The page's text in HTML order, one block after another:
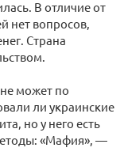
В отличие от
нет вопросов,
Страна
может по
ли украинские
но у него есть
«Мафия», —